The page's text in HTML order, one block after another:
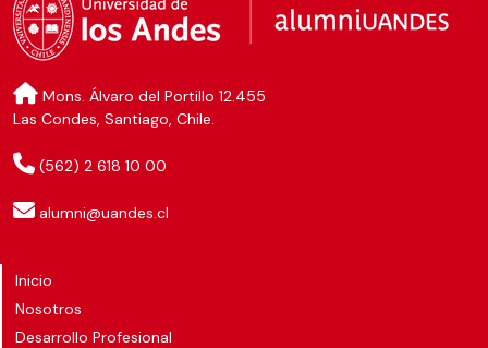
Mons. Álvaro del Portillo 12.455
Las Condes, Santiago, Chile.
(562) 2 618 10 00
alumni@uandes.cl
Inicio
Nosotros
Desarrollo Profesional